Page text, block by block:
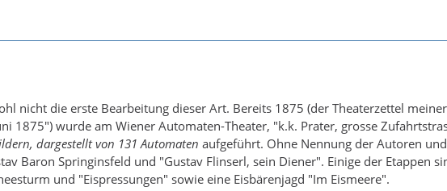
nicht die erste Bearbeitung dieser Art. Bereits 1875 (der Theaterzettel
1875") wurde am Wiener Automaten-Theater, "k.k. Prater, grosse
dargestellt von 131 Automaten aufgeführt. Ohne Nennung der Autoren
Baron Springinsfeld und "Gustav Flinserl, sein Diener". Einige der Etappen
und "Eispressungen" sowie eine Eisbärenjagd "Im Eismeere".